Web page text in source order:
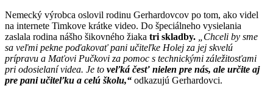
Nemecký výrobca oslovil rodinu Gerhardovcov po tom, ako videl
na internete Timkove krátke video. Do špeciálneho vysielania
zaslala rodina nášho šikovného žiaka tri skladby.
„Chceli by sme
sa veľmi pekne poďakovať pani učiteľke Holej za jej skvelú
prípravu a Maťovi Pučkovi za pomoc s technickými záležitosťami
pri odosielaní videa. Je to veľká česť nielen pre nás, ale určite aj
pre pani učiteľku a celú školu,“ odkazujú Gerhardovci.